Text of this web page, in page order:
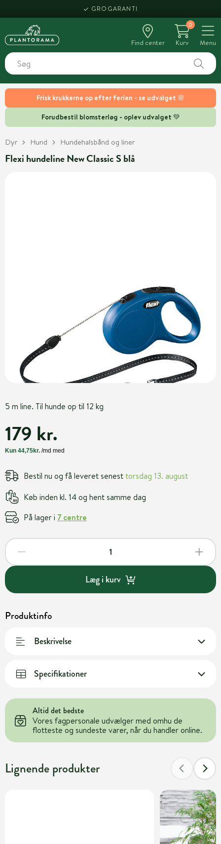
Frisk krukkerne op efter ferien - se udvalget 🌸
Forudbestil blomsterløg - oplev udvalget 💚
GROGARANTI
Find center
0
Kurv
Menu
Dyr Hund Hundehalsbånd og liner
Flexi hundeline New Classic S blå
5 m line. Til hunde op til 12 kg
179 kr.
Bestil nu og få leveret senesttorsdag 13. august
Køb inden kl. 14 og hent samme dag
På lager i 7 centre
Læg i kurv
Produktinfo
Beskrivelse
Specifikationer
Altid det bedste
Vores fagpersonale udvælger med omhu de
flotteste og sundeste varer, når du handler online.
Lignende produkter